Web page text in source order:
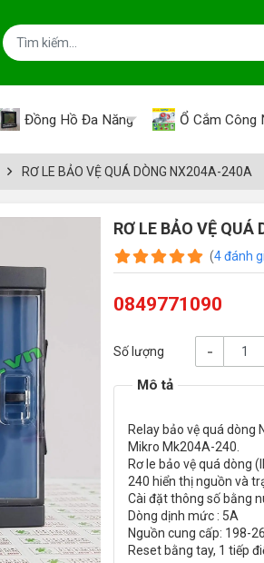
Đồng Hồ Đa Năng Ổ Cắm Công
RƠ LE BẢO VỆ QUÁ DÒNG NX204A-240A
RƠ LE BẢO VỆ
(4đánh
0849771090
Số lượng -
Relay bảo vệ quá dòng
Mikro Mk204A-240.
Rơ le bảo vệ quá dòng
240 hiển thị nguồn và
Cài đặt thông số bằng
Dòng dịnh mức : 5A
Nguồn cung cấp: 198-